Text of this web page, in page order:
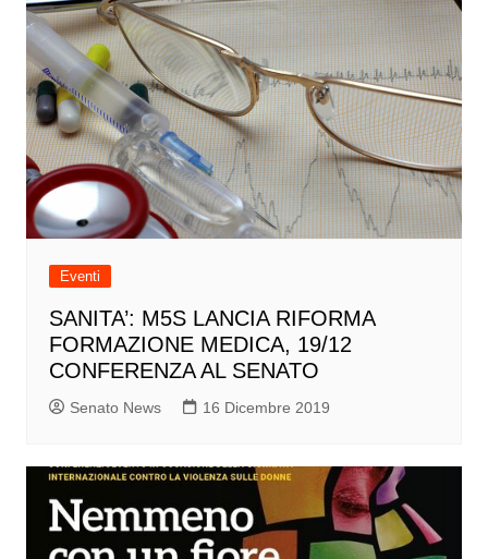
Eventi
SANITA’: M5S LANCIA RIFORMA
FORMAZIONE MEDICA, 19/12
CONFERENZA AL SENATO
Senato News 16 Dicembre 2019